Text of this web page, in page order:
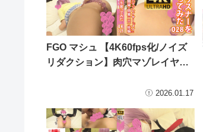
FGO マシュ 【4K60fps化/ノイズ
リダクション】肉穴マゾレイヤ…
2026.01.17